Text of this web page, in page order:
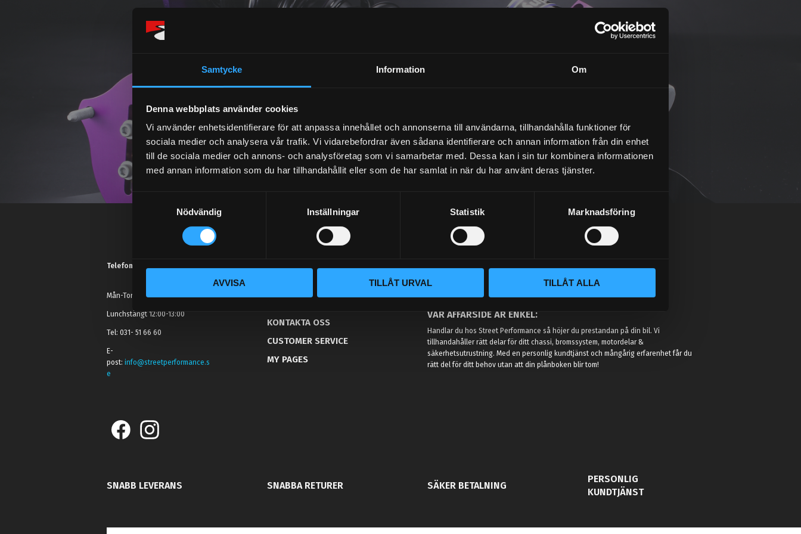
Samtycke Information Om
Denna webbplats använder cookies
Vi använder enhetsidentifierare för att anpassa innehållet och annonserna till användarna, tillhandahålla funktioner för
sociala medier och analysera vår trafik. Vi vidarebefordrar även sådana identifierare och annan information från din enhet
till de sociala medier och annons- och analysföretag som vi samarbetar med. Dessa kan i sin tur kombinera informationen
med annan information som du har tillhandahållit eller som de har samlat in när du har använt deras tjänster.
c
e
s
Nödvändig Inställningar Statistik Marknadsföring
AVVISA TILLÅT URVAL TILLÅT ALLA
Your personal information is processed in accordance with our privacy policy
Telefonsupport:
Mån-Tors: 10:30-15:00
Lunchstängt 12:00-13:00
Tel: 031- 51 66 60
E-
post:info@streetperformance.s
e
KONTAKTA OSS
CUSTOMER SERVICE
MY PAGES
VÅR AFFÄRSIDÉ ÄR ENKEL:
Handlar du hos Street Performance så höjer du prestandan på din bil. Vi
tillhandahåller rätt delar för ditt chassi, bromssystem, motordelar &
säkerhetsutrustning. Med en personlig kundtjänst och mångårig erfarenhet får du
rätt del för ditt behov utan att din plånboken blir tom!
SNABB LEVERANS SNABBA RETURER SÄKER BETALNING
PERSONLIG
KUNDTJÄNST